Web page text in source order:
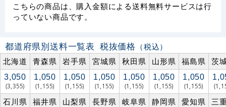
こちらの商品は、購入金額による送料無料サービスは行
っていない商品です。
都道府県別送料一覧表 税抜価格 （税込）
北海道
青森県 岩手県 宮城県 秋田県 山形県 福島県 茨
3,050
(3,355)
1,050
(1,155)
1,050
(1,155)
1,050
(1,155)
1,050
(1,155)
1,050
(1,155)
1,050
(1,155)
石川県 福井県 山梨県 長野県 岐阜県 静岡県 愛知県 三